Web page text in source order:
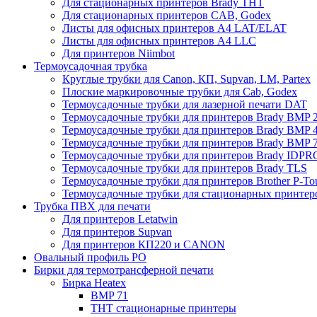
Для стационарных принтеров Brady THT
Для стационарных принтеров CAB, Godex
Листы для офисных принтеров А4 LAT/ELAT
Листы для офисных принтеров А4 LLC
Для принтеров Niimbot
Термоусадочная трубка
Круглые трубки для Canon, КП, Supvan, LM, Partex
Плоские маркировочные трубки для Cab, Godex
Термоусадочные трубки для лазерной печати DAT
Термоусадочные трубки для принтеров Brady BMP
Термоусадочные трубки для принтеров Brady BMP
Термоусадочные трубки для принтеров Brady BMP
Термоусадочные трубки для принтеров Brady
Термоусадочные трубки для принтеров Brady TLS
Термоусадочные трубки для принтеров Brother P-
Термоусадочные трубки для стационарных
Трубка ПВХ для печати
Для принтеров Letatwin
Для принтеров Supvan
Для принтеров КП220 и CANON
Овальный профиль PO
Бирки для термотрансферной печати
Бирка Heatex
BMP 71
THT стационарные принтеры